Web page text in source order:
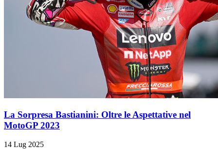
La Sorpresa Bastianini: Oltre le Aspettative nel
MotoGP 2023
14 Lug 2025